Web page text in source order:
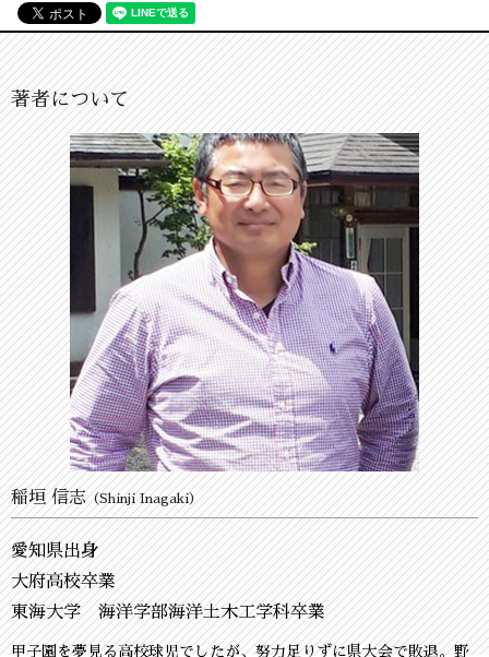
著者について
稲垣 信志（Shinji Inagaki）
愛知県出身
大府高校卒業
東海大学 海洋学部海洋土木工学科卒業
甲子園を夢見る高校球児でしたが、努力足りずに県大会で敗退。野